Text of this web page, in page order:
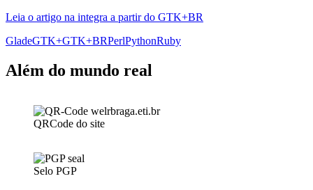
Leia o artigo na integra a partir do GTK+BR
GladeGTK+GTK+BRPerlPythonRuby
Além do mundo real
QRCode do site
Selo PGP